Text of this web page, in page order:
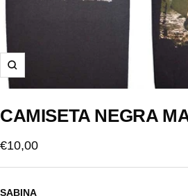
Zoom
CAMISETA NEGRA
Precio
de
venta
€10,00
SABINA